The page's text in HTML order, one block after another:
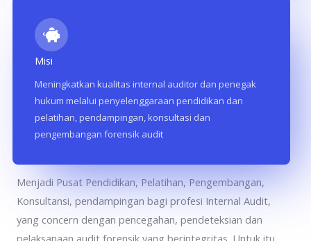
Misi
Meningkatkan kualitas internal auditor dan penegak
hukum melalui penyelenggaraan pendidikan dan
pelatihan, pendampingan, konsultasi dan
pengembangan forensik audit
Menjadi Pusat Pendidikan, Pelatihan, Pengembangan,
Konsultansi, pendampingan bagi profesi Internal Audit,
yang concern dengan pencegahan, pendeteksian dan